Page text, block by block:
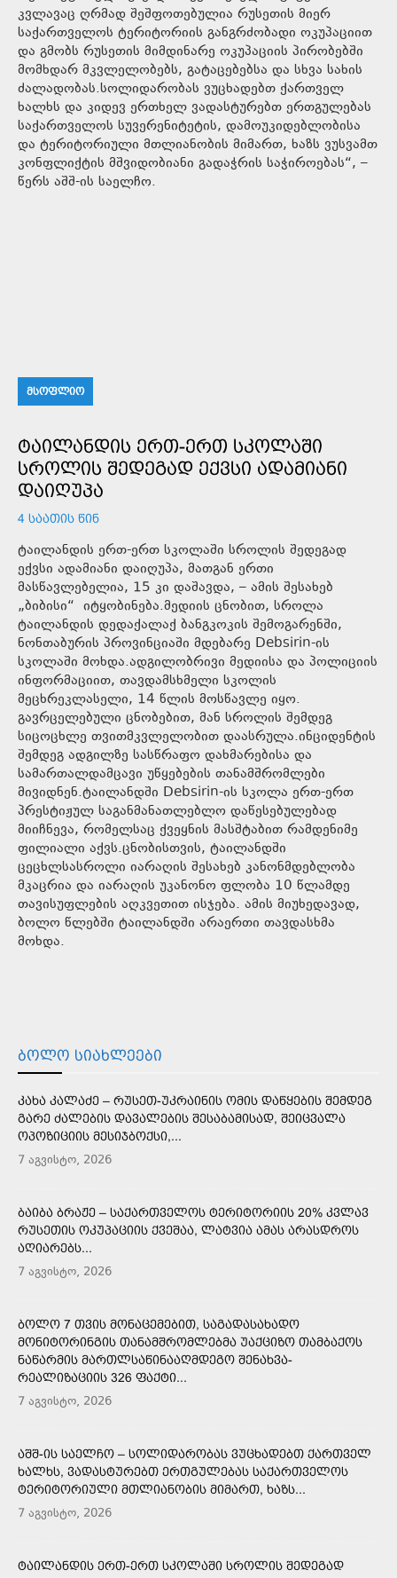
კვლავაც ღრმად შეშფოთებულია რუსეთის მიერ
საქართველოს ტერიტორიის განგრძობადი ოკუპაციით
და გმობს რუსეთის მიმდინარე ოკუპაციის პირობებში
მომხდარ მკვლელობებს, გატაცებებსა და სხვა სახის
ძალადობას.სოლიდარობას ვუცხადებთ ქართველ
ხალხს და კიდევ ერთხელ ვადასტურებთ ერთგულებას
საქართველოს სუვერენიტეტის, დამოუკიდებლობისა
და ტერიტორიული მთლიანობის მიმართ, ხაზს ვუსვამთ
კონფლიქტის მშვიდობიანი გადაჭრის საჭიროებას“, –
წერს აშშ-ის საელჩო.
ᲛᲡᲝᲤᲚᲘᲝ
ᲢᲐᲘᲚᲐᲜᲓᲘᲡ ᲔᲠᲗ-ᲔᲠᲗ ᲡᲙᲝᲚᲐᲨᲘ
ᲡᲠᲝᲚᲘᲡ ᲨᲔᲓᲔᲒᲐᲓ ᲔᲥᲕᲡᲘ ᲐᲓᲐᲛᲘᲐᲜᲘ
ᲓᲐᲘᲦᲣᲞᲐ
4 ᲡᲐᲐᲗᲘᲡ ᲬᲘᲜ
ტაილანდის ერთ-ერთ სკოლაში სროლის შედეგად
ექვსი ადამიანი დაიღუპა, მათგან ერთი
მასწავლებელია, 15 კი დაშავდა, – ამის შესახებ
„ბიბისი“ იტყობინება.მედიის ცნობით, სროლა
ტაილანდის დედაქალაქ ბანგკოკის შემოგარენში,
ნონთაბურის პროვინციაში მდებარე Debsirin-ის
სკოლაში მოხდა.ადგილობრივი მედიისა და პოლიციის
ინფორმაციით, თავდამსხმელი სკოლის
მეცხრეკლასელი, 14 წლის მოსწავლე იყო.
გავრცელებული ცნობებით, მან სროლის შემდეგ
სიცოცხლე თვითმკვლელობით დაასრულა.ინციდენტის
შემდეგ ადგილზე სასწრაფო დახმარებისა და
სამართალდამცავი უწყებების თანამშრომლები
მივიდნენ.ტაილანდში Debsirin-ის სკოლა ერთ-ერთ
პრესტიჟულ საგანმანათლებლო დაწესებულებად
მიიჩნევა, რომელსაც ქვეყნის მასშტაბით რამდენიმე
ფილიალი აქვს.ცნობისთვის, ტაილანდში
ცეცხლსასროლი იარაღის შესახებ კანონმდებლობა
მკაცრია და იარაღის უკანონო ფლობა 10 წლამდე
თავისუფლების აღკვეთით ისჯება. ამის მიუხედავად,
ბოლო წლებში ტაილანდში არაერთი თავდასხმა
მოხდა.
ᲑᲝᲚᲝ ᲡᲘᲐᲮᲚᲔᲔᲑᲘ
ᲙᲐᲮᲐ ᲙᲐᲚᲐᲫᲔ – ᲠᲣᲡᲔᲗ-ᲣᲙᲠᲐᲘᲜᲘᲡ ᲝᲛᲘᲡ ᲓᲐᲬᲧᲔᲑᲘᲡ ᲨᲔᲛᲓᲔᲒ
ᲒᲐᲠᲔ ᲫᲐᲚᲔᲑᲘᲡ ᲓᲐᲕᲐᲚᲔᲑᲘᲡ ᲨᲔᲡᲐᲑᲐᲛᲘᲡᲐᲓ, ᲨᲔᲘᲪᲕᲐᲚᲐ
ᲝᲞᲝᲖᲘᲪᲘᲘᲡ ᲛᲔᲡᲘᲯᲑᲝᲥᲡᲘ,...
7 აგვისტო, 2026
ᲑᲐᲘᲑᲐ ᲑᲠᲐᲟᲔ – ᲡᲐᲥᲐᲠᲗᲕᲔᲚᲝᲡ ᲢᲔᲠᲘᲢᲝᲠᲘᲘᲡ 20% ᲙᲕᲚᲐᲕ
ᲠᲣᲡᲔᲗᲘᲡ ᲝᲙᲣᲞᲐᲪᲘᲘᲡ ᲥᲕᲔᲨᲐᲐ, ᲚᲐᲢᲕᲘᲐ ᲐᲛᲐᲡ ᲐᲠᲐᲡᲓᲠᲝᲡ
ᲐᲦᲘᲐᲠᲔᲑᲡ...
7 აგვისტო, 2026
ᲑᲝᲚᲝ 7 ᲗᲕᲘᲡ ᲛᲝᲜᲐᲪᲔᲛᲔᲑᲘᲗ, ᲡᲐᲒᲐᲓᲐᲡᲐᲮᲐᲓᲝ
ᲛᲝᲜᲘᲢᲝᲠᲘᲜᲒᲘᲡ ᲗᲐᲜᲐᲛᲨᲠᲝᲛᲚᲔᲑᲛᲐ ᲣᲐᲥᲪᲘᲖᲝ ᲗᲐᲛᲑᲐᲥᲝᲡ
ᲜᲐᲬᲐᲠᲛᲘᲡ ᲛᲐᲠᲗᲚᲡᲐᲬᲘᲜᲐᲐᲦᲛᲓᲔᲒᲝ ᲨᲔᲜᲐᲮᲕᲐ-
ᲠᲔᲐᲚᲘᲖᲐᲪᲘᲘᲡ 326 ᲤᲐᲥᲢᲘ...
7 აგვისტო, 2026
ᲐᲨᲨ-ᲘᲡ ᲡᲐᲔᲚᲩᲝ – ᲡᲝᲚᲘᲓᲐᲠᲝᲑᲐᲡ ᲕᲣᲪᲮᲐᲓᲔᲑᲗ ᲥᲐᲠᲗᲕᲔᲚ
ᲮᲐᲚᲮᲡ, ᲕᲐᲓᲐᲡᲢᲣᲠᲔᲑᲗ ᲔᲠᲗᲒᲣᲚᲔᲑᲐᲡ ᲡᲐᲥᲐᲠᲗᲕᲔᲚᲝᲡ
ᲢᲔᲠᲘᲢᲝᲠᲘᲣᲚᲘ ᲛᲗᲚᲘᲐᲜᲝᲑᲘᲡ ᲛᲘᲛᲐᲠᲗ, ᲮᲐᲖᲡ...
7 აგვისტო, 2026
ᲢᲐᲘᲚᲐᲜᲓᲘᲡ ᲔᲠᲗ-ᲔᲠᲗ ᲡᲙᲝᲚᲐᲨᲘ ᲡᲠᲝᲚᲘᲡ ᲨᲔᲓᲔᲒᲐᲓ